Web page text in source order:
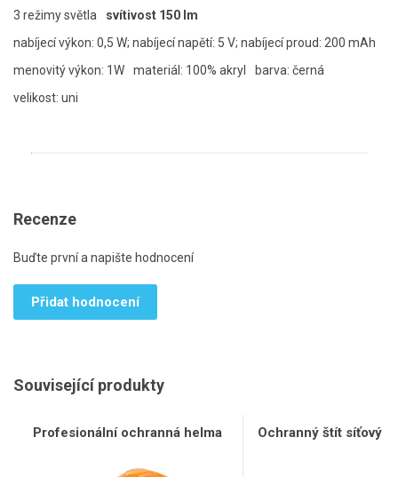
3 režimy světla
svítivost 150 lm
nabíjecí výkon: 0,5 W; nabíjecí napětí: 5 V; nabíjecí proud: 200 mAh
menovitý výkon: 1W
materiál: 100% akryl
barva: černá
velikost: uni
Recenze
Buďte první a napište hodnocení
Přidat hodnocení
Související produkty
Profesionální ochranná helma Ochranný štít síťový